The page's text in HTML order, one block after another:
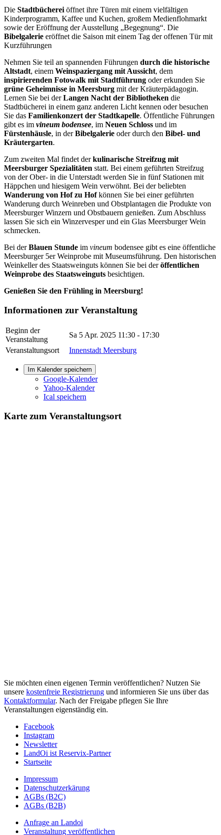
Die Stadtbücherei öffnet ihre Türen mit einem vielfältigen
Kinderprogramm, Kaffee und Kuchen, großem Medienflohmarkt
sowie der Eröffnung der Ausstellung „Begegnung“. Die
Bibelgalerie eröffnet die Saison mit einem Tag der offenen Tür mit
Kurzführungen
Nehmen Sie teil an spannenden Führungen durch die historische
Altstadt, einem Weinspaziergang mit Aussicht, dem
inspirierenden Fotowalk mit Stadtführung oder erkunden Sie
grüne Geheimnisse in Meersburg mit der Kräuterpädagogin.
Lernen Sie bei derLangen Nacht der Bibliotheken die
Stadtbücherei in einem ganz anderen Licht kennen oder besuchen
Sie das Familienkonzert der Stadtkapelle. Öffentliche Führungen
gibt es im vineum bodensee, im Neuen Schloss und im
Fürstenhäusle, in derBibelgalerie oder durch den Bibel- und
Kräutergarten.
Zum zweiten Mal findet derkulinarische Streifzug mit
Meersburger Spezialitäten statt. Bei einem geführten Streifzug
von der Ober- in die Unterstadt werden Sie in fünf Stationen mit
Häppchen und hiesigem Wein verwöhnt. Bei der beliebten
Wanderung von Hof zu Hofkönnen Sie bei einer geführten
Wanderung durch Weinreben und Obstplantagen die Produkte von
Meersburger Winzern und Obstbauern genießen. Zum Abschluss
lassen Sie sich ein Winzervesper und ein Glas Meersburger Wein
schmecken.
Bei derBlauen Stunde im vineum bodensee gibt es eine öffentliche
Meersburger 5er Weinprobe mit Museumsführung. Den historischen
Weinkeller des Staatsweinguts können Sie bei deröffentlichen
Weinprobe des Staatsweinguts besichtigen.
Genießen Sie den Frühling in Meersburg!
Informationen zur Veranstaltung
Beginn der
Veranstaltung
Sa 5 Apr. 2025 11:30 - 17:30
Veranstaltungsort
Innenstadt Meersburg
Im Kalender speichern
Google-Kalender
Yahoo-Kalender
Ical speichern
Karte zum Veranstaltungsort
Sie möchten einen eigenen Termin veröffentlichen? Nutzen Sie
unsere kostenfreie Registrierung und informieren Sie uns über das
Kontaktformular. Nach der Freigabe pflegen Sie Ihre
Veranstaltungen eigenständig ein.
Facebook
Instagram
Newsletter
LandOi ist Reservix-Partner
Startseite
Impressum
Datenschutzerkärung
AGBs (B2C)
AGBs (B2B)
Anfrage an Landoi
Veranstaltung veröffentlichen